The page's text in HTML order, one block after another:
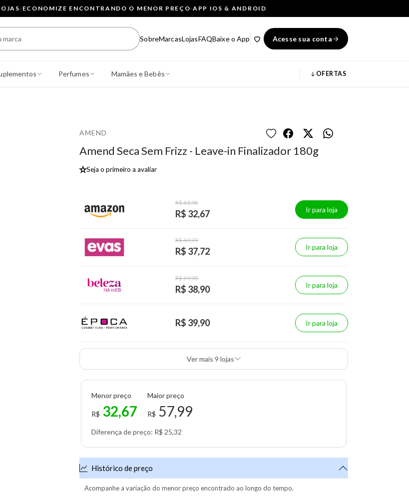
· ECONOMIZE ENCONTRANDO O MENOR PREÇO·APP IOS & ANDROID
SobreMarcasLojasFAQBaixe o App Acesse sua conta
Perfumes Mamães e Bebês OFERTAS
AMEND
Amend Seca Sem Frizz - Leave-in Finalizador 180g
★Seja o primeiro a avaliar
R$ 61,90
R$ 32,67 Ir para loja
R$ 69,99
R$ 37,72 Ir para loja
R$ 59,90
R$ 38,90 Ir para loja
R$ 39,90 Ir para loja
Ver mais 9 lojas
Menor preço
R$ 32,67
Maior preço
R$ 57,99
Diferença de preço: R$ 25,32
Histórico de preço
Acompanhe a variação do menor preço encontrado ao longo do tempo.